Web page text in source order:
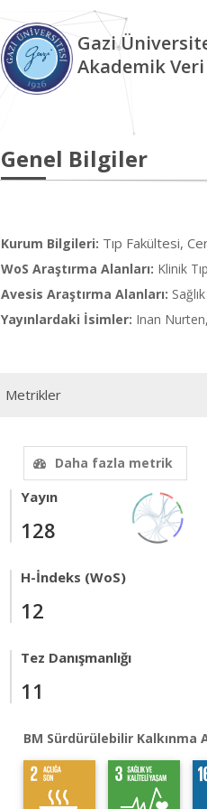
Gazi
Akademik
Genel Bilgiler
Kurum Bilgileri: Tıp Fakültesi,
WoS Araştırma Alanları: Klinik
Avesis Araştırma Alanları:
Yayınlardaki İsimler: Inan
Metrikler
Daha fazla metrik
Yayın
128
H-İndeks (WoS)
12
Tez Danışmanlığı
11
BM Sürdürülebilir Kalkınma